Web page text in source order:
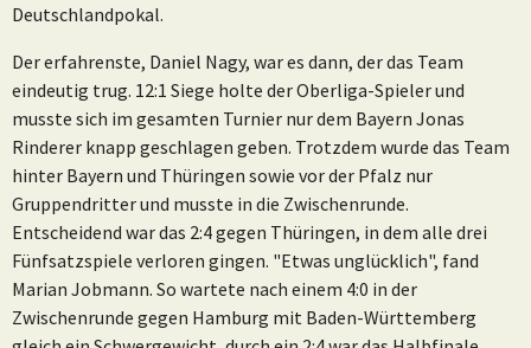
Deutschlandpokal.
Der erfahrenste, Daniel Nagy, war es dann, der das Team
eindeutig trug. 12:1 Siege holte der Oberliga-Spieler und
musste sich im gesamten Turnier nur dem Bayern Jonas
Rinderer knapp geschlagen geben. Trotzdem wurde das Team
hinter Bayern und Thüringen sowie vor der Pfalz nur
Gruppendritter und musste in die Zwischenrunde.
Entscheidend war das 2:4 gegen Thüringen, in dem alle drei
Fünfsatzspiele verloren gingen. "Etwas unglücklich", fand
Marian Jobmann. So wartete nach einem 4:0 in der
Zwischenrunde gegen Hamburg mit Baden-Württemberg